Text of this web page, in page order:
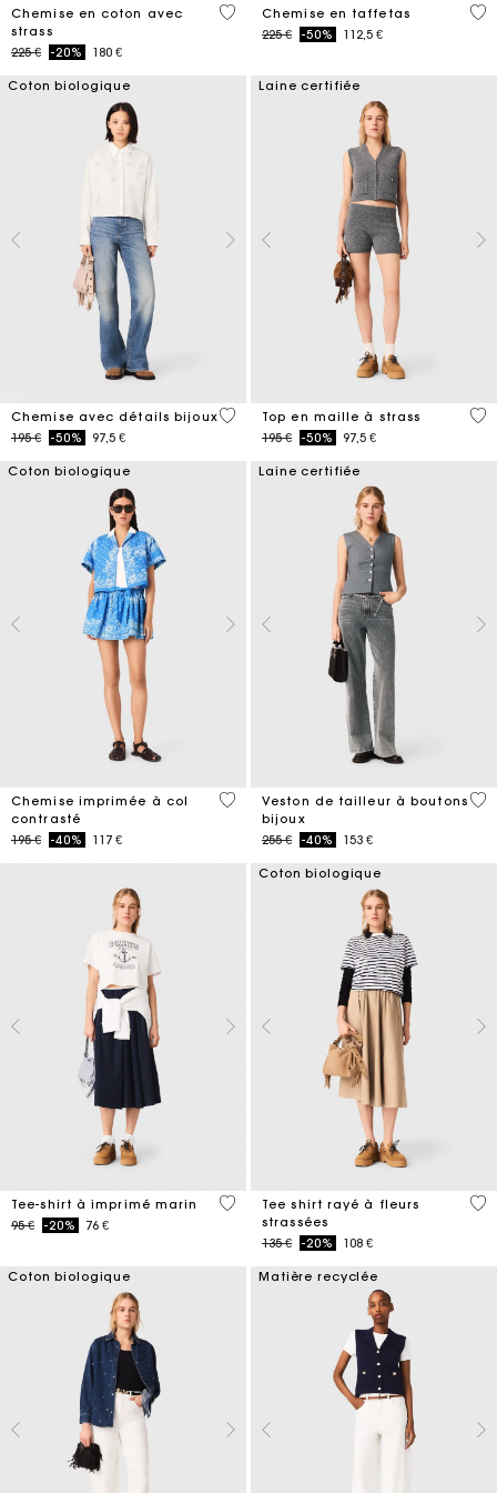
Chemise en coton avec
strass
Price reduced from
225 €to-20% 180 €
4,4 out of 5 Customer Rating
Chemise en taffetas
Price reduced from
225 €to-50% 112,5 €
5
Coton biologique
Chemise avec détails bijoux
Price reduced from
195 €to-50% 97,5 €
4,5 out of 5 Customer Rating
Laine certifiée
Top en maille à strass
Price reduced from
195 €to-50% 97,5 €
4,1
Coton biologique
Chemise imprimée à col
contrasté
Price reduced from
195 €to-40% 117 €
5 out of 5 Customer Rating
Laine certifiée
Veston de tailleur à boutons
bijoux
Price reduced from
255 €to-40% 153 €
5
Tee-shirt à imprimé marin
Price reduced from
95 €to-20% 76 €
5 out of 5 Customer Rating
Coton biologique
Tee shirt rayé à fleurs
strassées
Price reduced from
135 €to-20% 108 €
4,1
Coton biologique Matière recyclée